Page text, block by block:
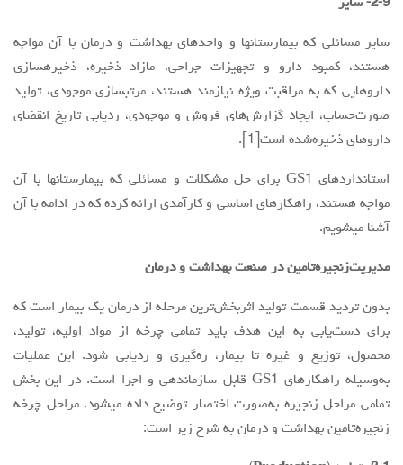
2-9- سایر
سایر مسائلی که بیمارستانها و واحدهای بهداشت و درمان با آن مواجه
هستند، کمبود دارو و تجهیزات جراحی، مازاد ذخیره، ذخیرهسازی
داروهایی که به مراقبت ویژه نیازمند هستند، مرتبسازی موجودی، تولید
صورت‌حساب، ایجاد گزارش‌های فروش و موجودی، ردیابی تاریخ انقضای
داروهای ذخیره‌شده است[1].
استانداردهای GS1 برای حل مشکلات و مسائلی که بیمارستانها با آن
مواجه هستند، راهکارهای اساسی و کارآمدی ارائه کرده که در ادامه با آن
آشنا میشویم.
مدیریت‌زنجیره‌تامین در صنعت بهداشت و درمان
بدون تردید قسمت تولید اثربخش‌ترین مرحله از درمان یک بیمار است که
برای دست‌یابی به این هدف باید تمامی چرخه از مواد اولیه، تولید،
محصول، توزیع و غیره تا بیمار، ره‌گیری و ردیابی شود. این عملیات
به‌وسیله راهکارهای GS1 قابل سازماندهی و اجرا است. در این بخش
تمامی مراحل زنجیره به‌صورت اختصار توضیح داده میشود. مراحل چرخه
زنجیره‌تامین بهداشت و درمان به شرح زیر است: